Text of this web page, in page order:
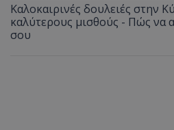
Καλοκαιρινές δουλειές στην
καλύτερους μισθούς - Πώς να
σου